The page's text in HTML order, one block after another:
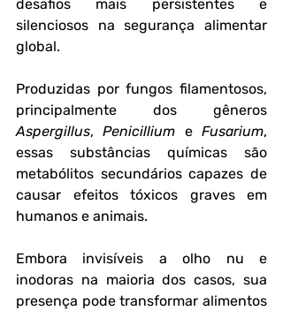
desafios mais persistentes e
silenciosos na segurança alimentar
global.
Produzidas por fungos filamentosos,
Aspergillus, Penicillium e Fusarium,
essas substâncias químicas são
metabólitos secundários capazes de
causar efeitos tóxicos graves em
humanos e animais.
Embora invisíveis a olho nu e
inodoras na maioria dos casos, sua
presença pode transformar alimentos